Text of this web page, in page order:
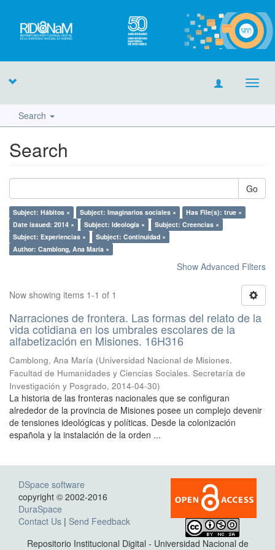
Search
Search
Go
Subject: Hábitos × Subject: Imaginarios sociales ×
Has File(s): true ×
Date issued: 2014 ×
Subject: Ideología ×
Subject: Creencias ×
Subject: Experiencias ×
Subject: Continuidad ×
Author: Camblong, Ana María ×
Show Advanced Filters
Now showing items 1-1 of 1
Narraciones de frontera. Las formas del relato de la
vida cotidiana en los umbrales escolares de la
alfabetización en Misiones. 16H316
Camblong, Ana María (Universidad Nacional de Misiones.
Facultad de Humanidades y Ciencias Sociales. Secretaría de
Investigación y Posgrado, 2014-04-30)
La historia de las fronteras nacionales que se configuran
alrededor de la provincia de Misiones posee un complejo devenir
de tensiones ideológicas y políticas. Desde la colonización
española y la instalación de la orden ...
DSpace software
copyright © 2002-2016
DuraSpace
Contact Us | Send Feedback
Repositorio Institucional Digital - Universidad Nacional de